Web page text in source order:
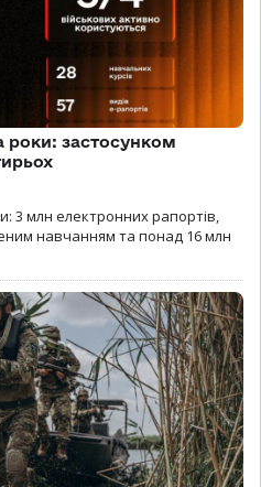
роки: застосунком
3 млн електронних рапортів,
навчанням та понад 16 млн